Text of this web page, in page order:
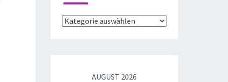
AUGUST 2026